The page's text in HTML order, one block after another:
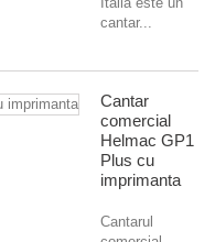
cantar...
Cantar
comercial
Helmac GP1
Plus cu
imprimanta
Cantarul